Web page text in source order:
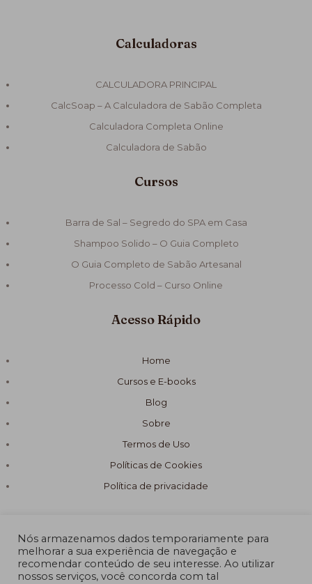
Calculadoras
CALCULADORA PRINCIPAL
CalcSoap – A Calculadora de Sabão Completa
Calculadora Completa Online
Calculadora de Sabão
Cursos
Barra de Sal – Segredo do SPA em Casa
Shampoo Solido – O Guia Completo
O Guia Completo de Sabão Artesanal
Processo Cold – Curso Online
Acesso Rápido
Home
Cursos e E-books
Blog
Sobre
Termos de Uso
Políticas de Cookies
Política de privacidade
© 2026 Fórmula Sabão Artesanal
Nós armazenamos dados temporariamente para
melhorar a sua experiência de navegação e
recomendar conteúdo de seu interesse. Ao utilizar
nossos serviços, você concorda com tal